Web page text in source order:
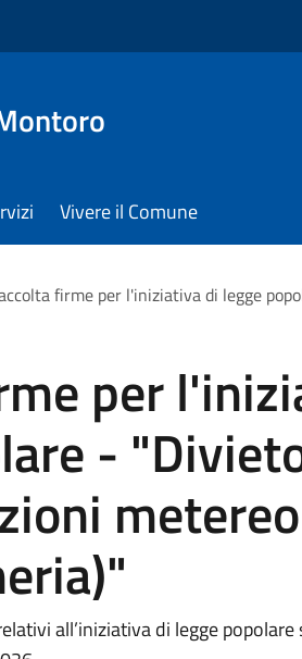
Vivere il Comune
firme per l'iniziativa di legge
per
-
all’iniziativa di legge